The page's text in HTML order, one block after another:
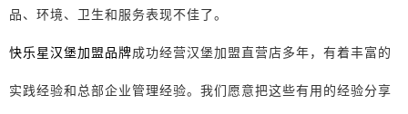
品、环境、卫生和服务表现不佳了。
快乐星汉堡加盟品牌成功经营汉堡加盟直营店多年，有着丰富的
实践经验和总部企业管理经验。我们愿意把这些有用的经验分享